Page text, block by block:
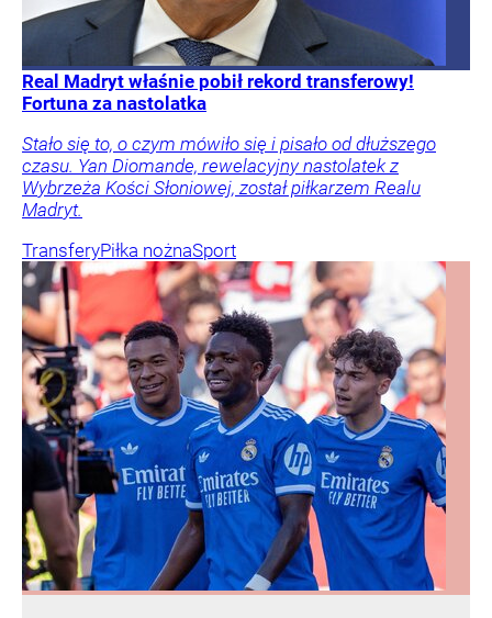
Real Madryt właśnie pobił rekord transferowy!
Fortuna za nastolatka
Stało się to, o czym mówiło się i pisało od dłuższego
czasu. Yan Diomande, rewelacyjny nastolatek z
Wybrzeża Kości Słoniowej, został piłkarzem Realu
Madryt.
TransferyPiłka nożnaSport